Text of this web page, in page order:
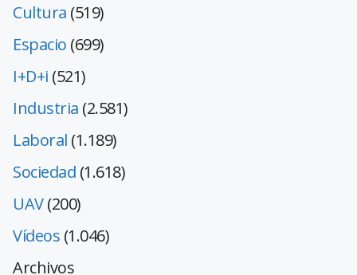
Cultura (519)
Espacio (699)
I+D+i (521)
Industria (2.581)
Laboral (1.189)
Sociedad (1.618)
UAV(200)
Vídeos (1.046)
Archivos